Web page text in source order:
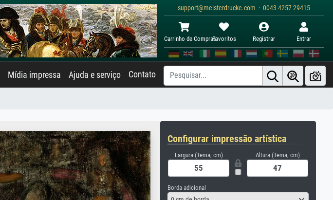
support@meisterdrucke.com · 0043 4257 29415
Carrinho de ComprasFavoritos Registrar Entrar
Mídia impressa Ajuda e serviço Contato
Configurar impressão artística
Largura (Tema, cm) Altura (Tema, cm)
Borda adicional